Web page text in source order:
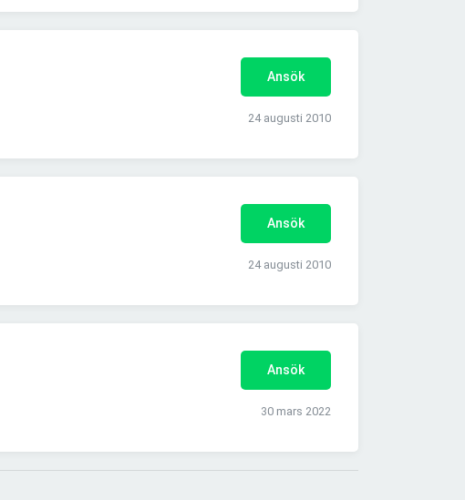
Ansök
24 augusti 2010
Ansök
24 augusti 2010
Ansök
30 mars 2022